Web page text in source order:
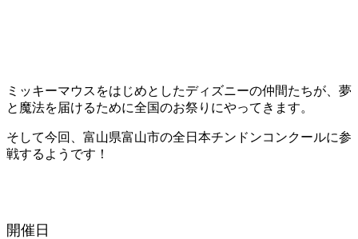
ミッキーマウスをはじめとしたディズニーの仲間たちが、夢
と魔法を届けるために全国のお祭りにやってきます。
そして今回、富山県富山市の全日本チンドンコンクールに参
戦するようです！
開催日